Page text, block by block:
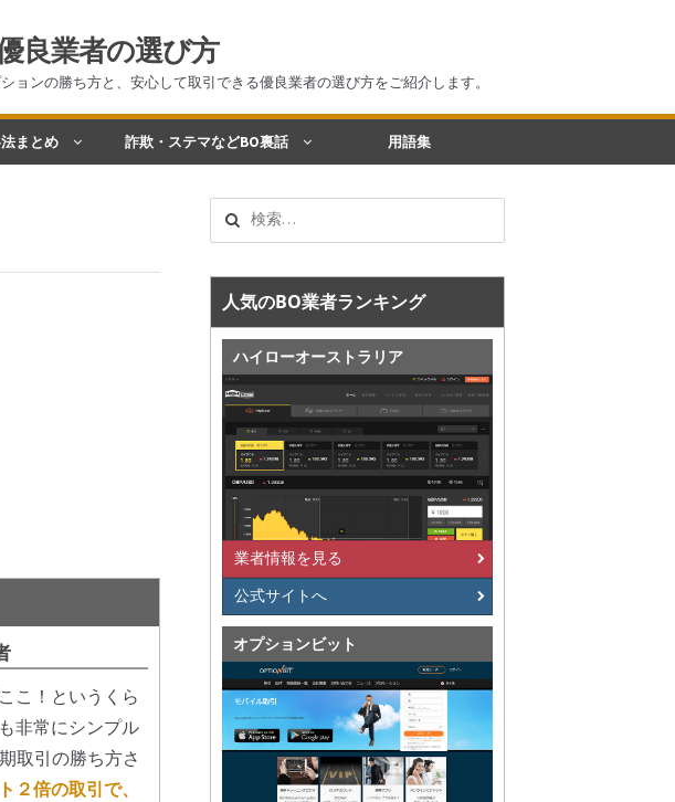
良業者の選び方
ンの勝ち方と、安心して取引できる優良業者の選び方をご紹介します。
まとめ 詐欺・ステマなどBO裏話 用語集
こ！というくら
非常にシンプル
取引の勝ち方さ
２倍の取引で、
人気のBO業者ランキング
ハイローオーストラリア
業者情報を見る
公式サイトへ
オプションビット